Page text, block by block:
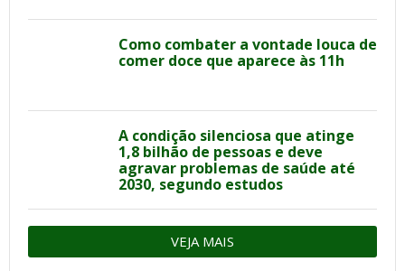
Como combater a vontade louca de
comer doce que aparece às 11h
A condição silenciosa que atinge
1,8 bilhão de pessoas e deve
agravar problemas de saúde até
2030, segundo estudos
VEJA MAIS